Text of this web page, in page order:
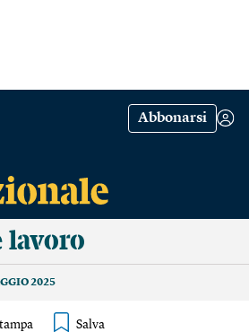
Abbonarsi
lavoro
2025